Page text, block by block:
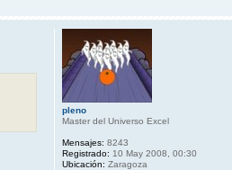
pleno
Master del Universo Excel
Mensajes: 8243
Registrado: 10 May 2008, 00:30
Ubicación: Zaragoza